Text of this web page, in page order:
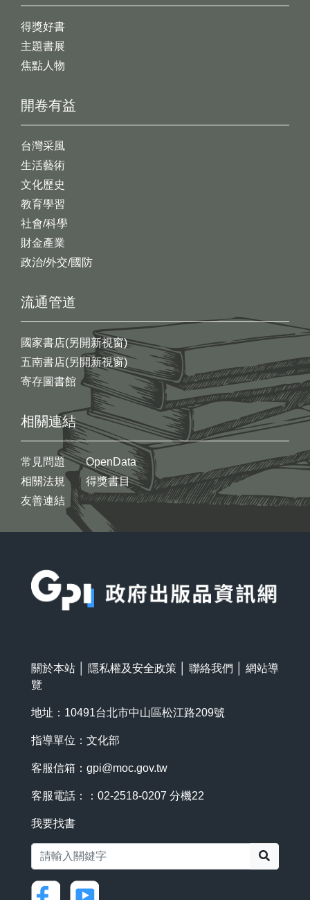
開卷有益
台灣采風
生活藝術
文化歷史
教育學習
社會/科學
財金產業
政治/外交/國防
得獎好書
主題書展
焦點人物
流通管道
國家書店(另開新視窗)
五南書店(另開新視窗)
寄存圖書館
相關連結
常見問題
相關法規
友善連結
OpenData
得獎書目
關於本站 隱私權及安全政策 聯絡我們
網站導
覽
地址：10491台北市中山區松江路209號
指導單位：文化部
客服信箱： gpi@moc.gov.tw
客服電話：：02-2518-0207 分機22
我要找書